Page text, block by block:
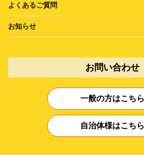
よくあるご質問
お知らせ
お問い合わせ
一般の方はこちら
自治体様はこちら